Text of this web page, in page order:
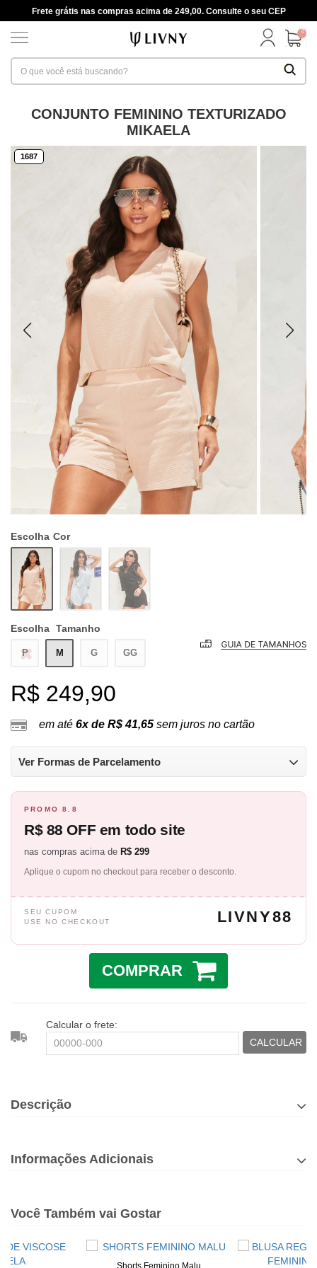
Frete grátis nas compras acima de 249,00. Consulte o seu CEP
0
CONJUNTO FEMININO TEXTURIZADO
MIKAELA
1687
Escolha Cor
Escolha Tamanho
P M G GG
R$ 249,90
em até 6x de R$ 41,65 sem juros no cartão
Ver Formas de Parcelamento
PROMO 8.8
R$ 88 OFF em todo site
nas compras acima de R$ 299
Aplique o cupom no checkout para receber o desconto.
SEU CUPOM
USE NO CHECKOUT
LIVNY88
COMPRAR
Calcular o frete:
CALCULAR
Descrição
Informações Adicionais
Você Também vai Gostar
Shorts Feminino Malu